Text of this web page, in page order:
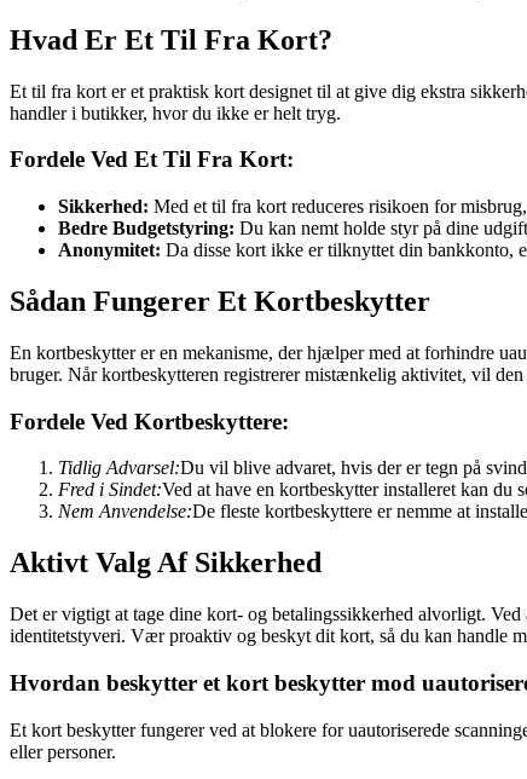
Hvad Er Et Til Fra Kort?
Et til fra kort er et praktisk kort designet til at give dig ekstra
handler i butikker, hvor du ikke er helt tryg.
Fordele Ved Et Til Fra Kort:
Sikkerhed: Med et til fra kort reduceres risikoen for
Bedre Budgetstyring: Du kan nemt holde styr på dine
Anonymitet: Da disse kort ikke er tilknyttet din bankkonto,
Sådan Fungerer Et Kortbeskytter
En kortbeskytter er en mekanisme, der hjælper med at forhindre
bruger. Når kortbeskytteren registrerer mistænkelig aktivitet, vil
Fordele Ved Kortbeskyttere:
Tidlig Advarsel:Du vil blive advaret, hvis der er tegn på
Fred i Sindet:Ved at have en kortbeskytter installeret kan du
Nem Anvendelse:De fleste kortbeskyttere er nemme at
Aktivt Valg Af Sikkerhed
Det er vigtigt at tage dine kort- og betalingssikkerhed alvorligt.
identitetstyveri. Vær proaktiv og beskyt dit kort, så du kan handle
Hvordan beskytter et kort beskytter mod
Et kort beskytter fungerer ved at blokere for uautoriserede
eller personer.